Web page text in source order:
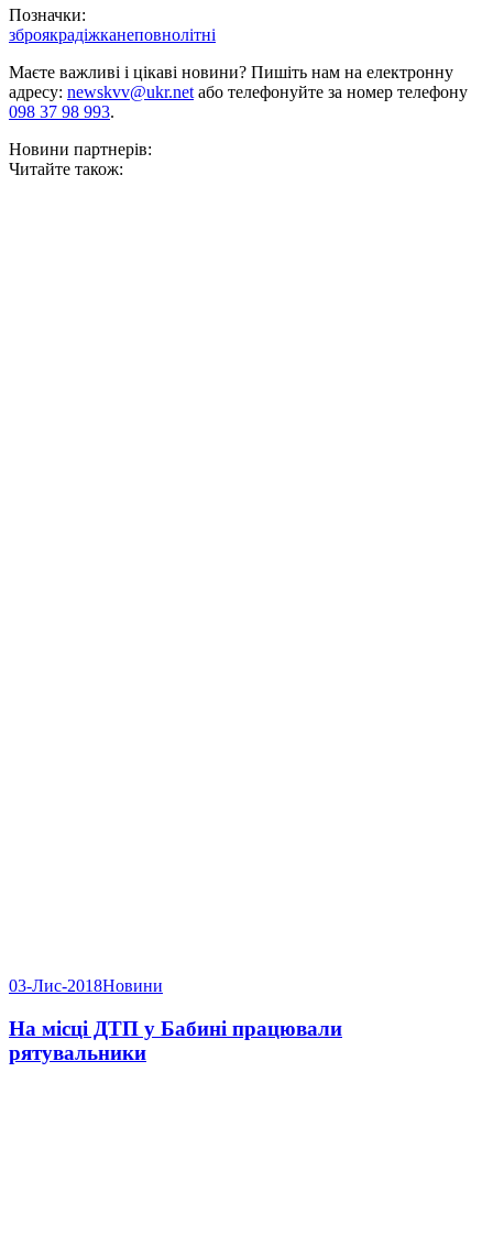
Позначки:
зброякрадіжканеповнолітні
Маєте важливі і цікаві новини? Пишіть нам на електронну
адресу: newskvv@ukr.netабо телефонуйте за номер телефону
098 37 98 993.
Новини партнерів:
Читайте також:
03-Лис-2018Новини
На місці ДТП у Бабині працювали
рятувальники